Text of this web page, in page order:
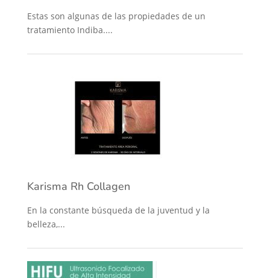
Estas son algunas de las propiedades de un
tratamiento Indiba....
Karisma Rh Collagen
En la constante búsqueda de la juventud y la
belleza,...